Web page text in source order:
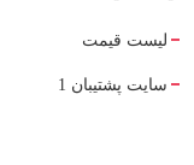
لیست قیمت
سایت پشتیبان 1